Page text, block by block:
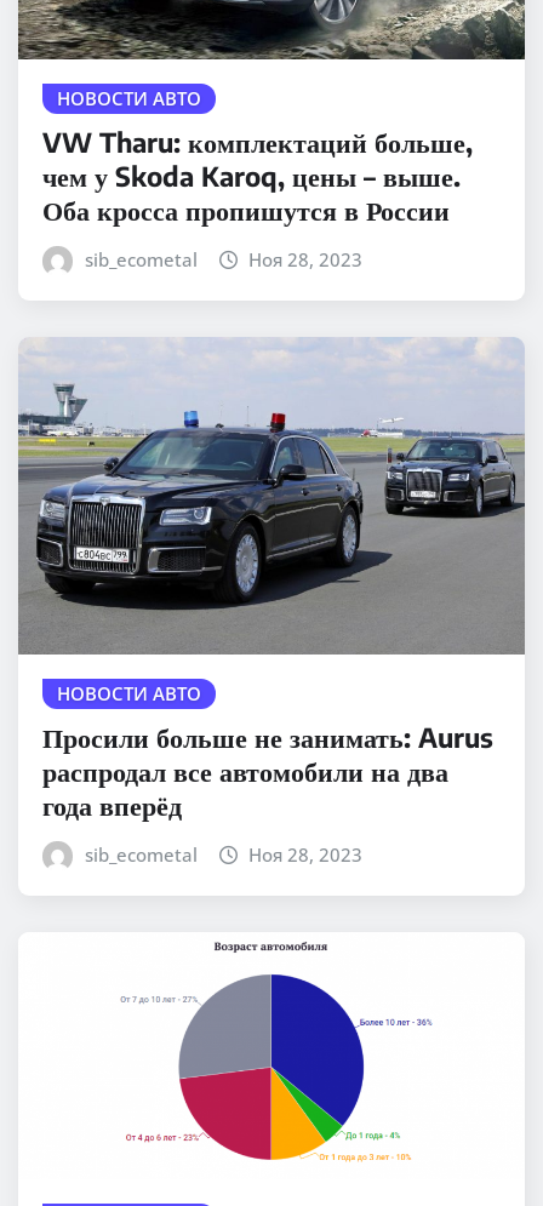
НОВОСТИ АВТО
VW Tharu: комплектаций больше,
чем у Skoda Karoq, цены – выше.
Оба кросса пропишутся в России
sib_ecometal Ноя 28, 2023
НОВОСТИ АВТО
Просили больше не занимать: Aurus
распродал все автомобили на два
года вперёд
sib_ecometal Ноя 28, 2023